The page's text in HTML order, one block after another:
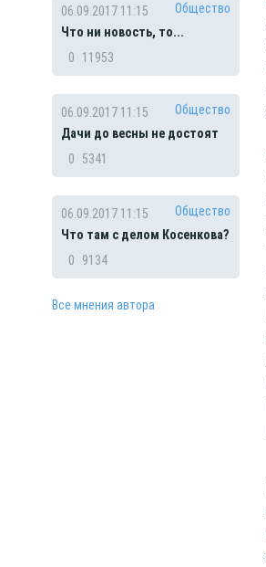
06.09.2017 11:15
Общество
Что ни новость, то...
0
11953
06.09.2017 11:15
Общество
Дачи до весны не достоят
0
5341
06.09.2017 11:15
Общество
Что там с делом Косенкова?
0
9134
Все мнения автора